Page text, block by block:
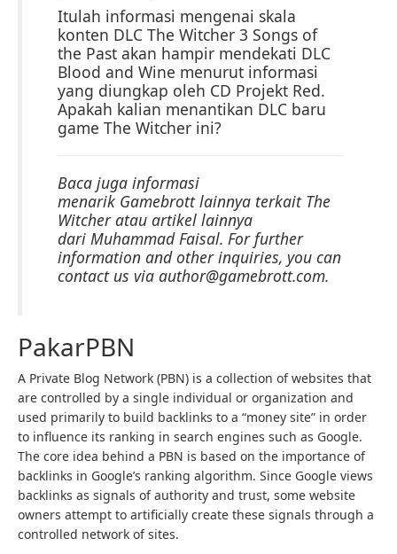
Itulah informasi mengenai skala
konten DLC The Witcher 3 Songs of
the Past akan hampir mendekati DLC
Blood and Wine menurut informasi
yang diungkap oleh CD Projekt Red.
Apakah kalian menantikan DLC baru
game The Witcher ini?
Baca juga informasi
menarik Gamebrott lainnya terkait The
Witcher atau artikel lainnya
dari Muhammad Faisal. For further
information and other inquiries, you can
contact us via author@gamebrott.com.
PakarPBN
A Private Blog Network (PBN) is a collection of websites that
are controlled by a single individual or organization and
used primarily to build backlinks to a “money site” in order
to influence its ranking in search engines such as Google.
The core idea behind a PBN is based on the importance of
backlinks in Google’s ranking algorithm. Since Google views
backlinks as signals of authority and trust, some website
owners attempt to artificially create these signals through a
controlled network of sites.